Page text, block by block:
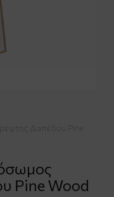
Δαπέδου Pine
Pine Wood